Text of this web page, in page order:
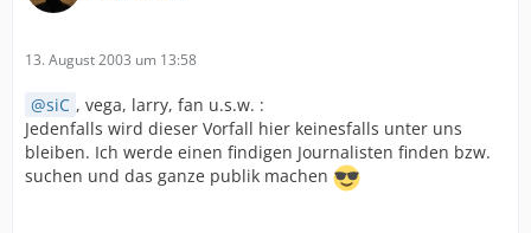
13. August 2003 um 13:58
siC , vega, larry, fan u.s.w. :
Jedenfalls wird dieser Vorfall hier keinesfalls unter uns
bleiben. Ich werde einen findigen Journalisten finden bzw.
suchen und das ganze publik machen